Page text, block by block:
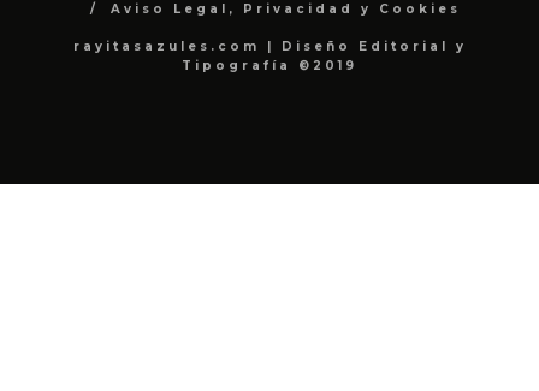
Aviso Legal, Privacidad y Cookies
rayitasazules.com | Diseño Editorial y
Tipografía ©2019